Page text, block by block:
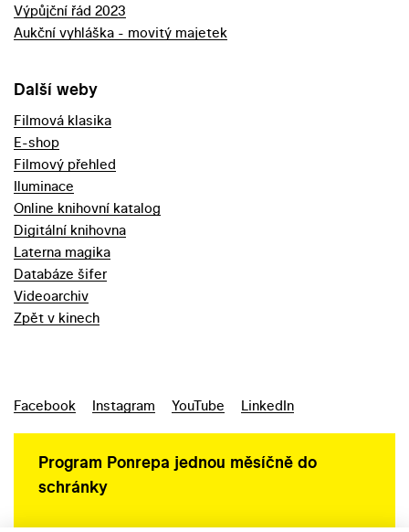
Výpůjční řád 2023
Aukční vyhláška - movitý majetek
Další weby
Filmová klasika
E-shop
Filmový přehled
Iluminace
Online knihovní katalog
Digitální knihovna
Laterna magika
Databáze šifer
Videoarchiv
Zpět v kinech
Facebook Instagram YouTube LinkedIn
Program Ponrepa jednou měsíčně do
schránky